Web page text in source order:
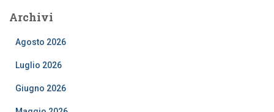
Archivi
Agosto 2026
Luglio 2026
Giugno 2026